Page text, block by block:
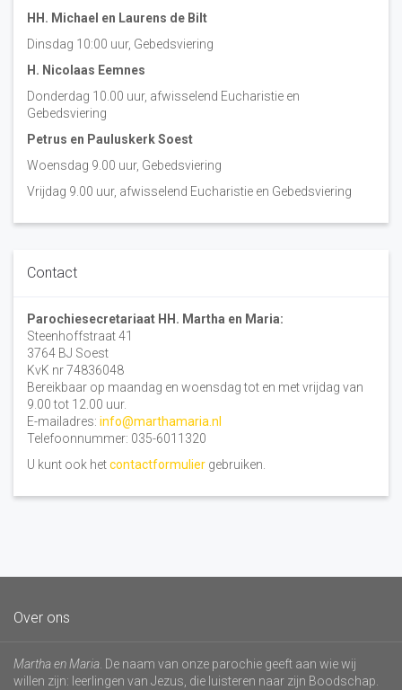
HH. Michael en Laurens de Bilt
Dinsdag 10:00 uur, Gebedsviering
H. Nicolaas Eemnes
Donderdag 10.00 uur, afwisselend Eucharistie en
Gebedsviering
Petrus en Pauluskerk Soest
Woensdag 9.00 uur, Gebedsviering
Vrijdag 9.00 uur, afwisselend Eucharistie en Gebedsviering
Contact
Parochiesecretariaat HH. Martha en Maria:
Steenhoffstraat 41
3764 BJ Soest
KvK nr 74836048
Bereikbaar op maandag en woensdag tot en met vrijdag van
9.00 tot 12.00 uur.
E-mailadres: info@marthamaria.nl
Telefoonnummer: 035-6011320
U kunt ook hetcontactformulier gebruiken.
Over ons
Martha en Maria . De naam van onze parochie geeft aan wie wij
willen zijn: leerlingen van Jezus, die luisteren naar zijn Boodschap.